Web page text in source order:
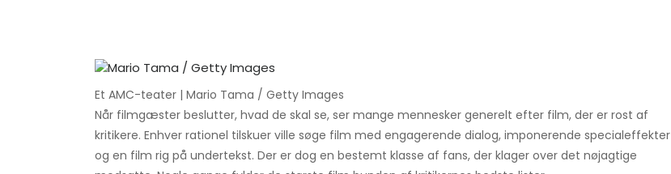
Et AMC-teater | Mario Tama / Getty Images
Når filmgæster beslutter, hvad de skal se, ser mange mennesker generelt efter film, der er rost af
kritikere. Enhver rationel tilskuer ville søge film med engagerende dialog, imponerende specialeffekter
og en film rig på undertekst. Der er dog en bestemt klasse af fans, der klager over det nøjagtige